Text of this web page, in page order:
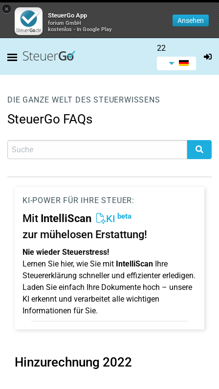
×
SteuerGo App
forium GmbH
kostenlos - In Google Play
Ansehen
22
DIE GANZE WELT DES STEUERWISSENS
SteuerGo FAQs
KI-POWER FÜR IHRE STEUER:
Mit IntelliScan KI beta
zur mühelosen Erstattung!
Nie wieder Steuerstress!
Lernen Sie hier, wie Sie mit IntelliScan Ihre
Steuererklärung schneller und effizienter erledigen.
Laden Sie einfach Ihre Dokumente hoch – unsere
KI erkennt und verarbeitet alle wichtigen
Informationen für Sie.
Hinzurechnung 2022